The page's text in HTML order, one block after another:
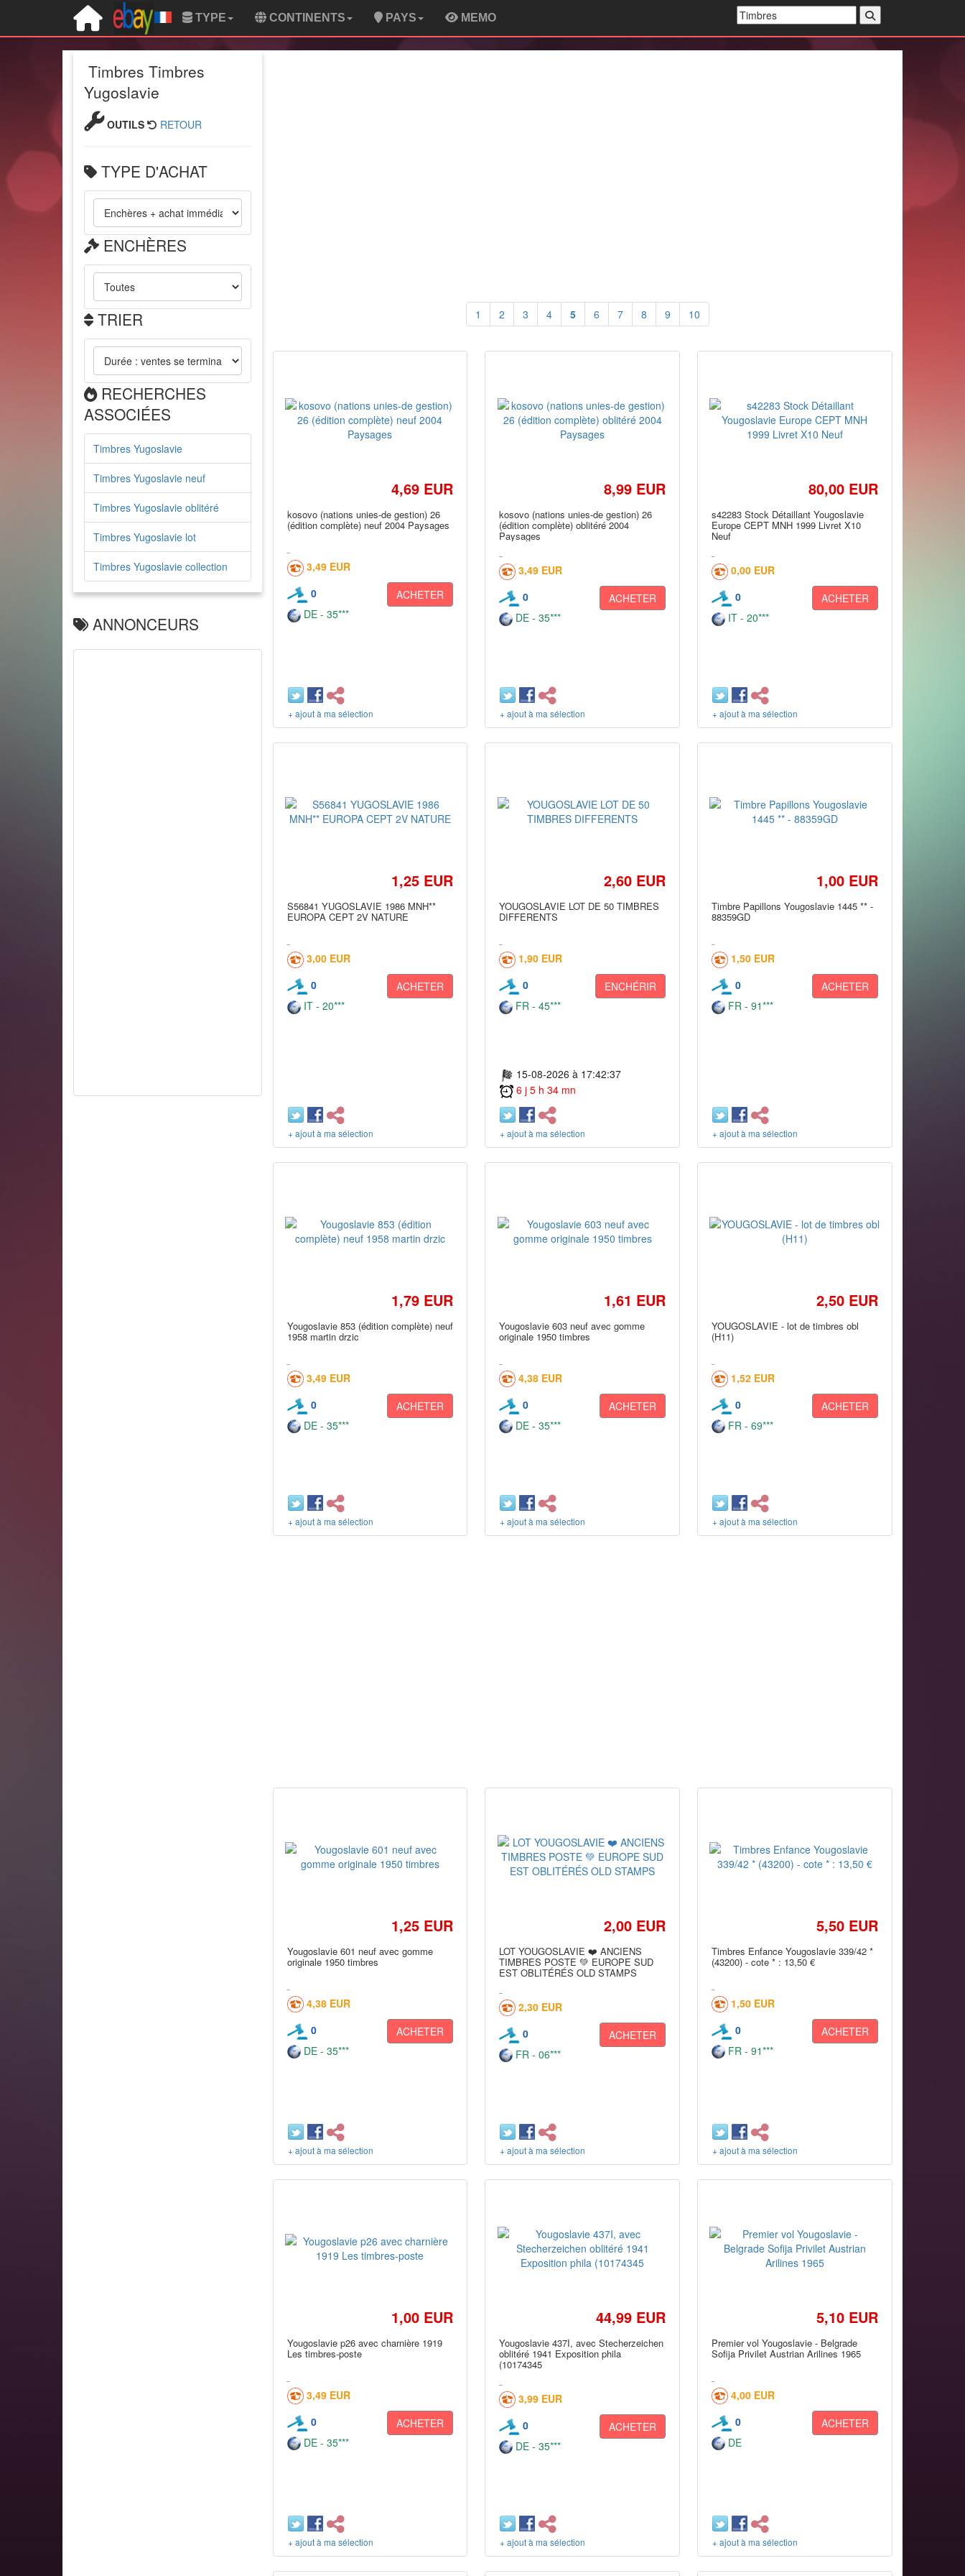
TYPE CONTINENTS PAYS MEMO
Timbres Timbres
Yugoslavie
OUTILS RETOUR
TYPE D'ACHAT
ENCHÈRES
TRIER
RECHERCHES
ASSOCIÉES
Timbres Yugoslavie
Timbres Yugoslavie neuf
Timbres Yugoslavie oblitéré
Timbres Yugoslavie lot
Timbres Yugoslavie collection
ANNONCEURS
1 2 3 4 5 6 7 8 9 10
4,69 EUR
kosovo (nations unies-de gestion) 26
(édition complète) neuf 2004 Paysages
3,49 EUR
0
ACHETER
DE - 35***
+ ajout à ma sélection
8,99 EUR
kosovo (nations unies-de gestion) 26
(édition complète) oblitéré 2004
Paysages
3,49 EUR
0
ACHETER
DE - 35***
+ ajout à ma sélection
80,00 EUR
s42283 Stock Détaillant Yougoslavie
Europe CEPT MNH 1999 Livret X10
Neuf
0,00 EUR
0
ACHETER
IT - 20***
+ ajout à ma sélection
1,25 EUR
S56841 YUGOSLAVIE 1986 MNH**
EUROPA CEPT 2V NATURE
3,00 EUR
0
ACHETER
IT - 20***
+ ajout à ma sélection
2,60 EUR
YOUGOSLAVIE LOT DE 50 TIMBRES
DIFFERENTS
1,90 EUR
0
ENCHÉRIR
FR - 45***
15-08-2026 à 17:42:37
6 j 5 h 34 mn
+ ajout à ma sélection
1,00 EUR
Timbre Papillons Yougoslavie 1445 ** -
88359GD
1,50 EUR
0
ACHETER
FR - 91***
+ ajout à ma sélection
1,79 EUR
Yougoslavie 853 (édition complète) neuf
1958 martin drzic
3,49 EUR
0
ACHETER
DE - 35***
+ ajout à ma sélection
1,61 EUR
Yougoslavie 603 neuf avec gomme
originale 1950 timbres
4,38 EUR
0
ACHETER
DE - 35***
+ ajout à ma sélection
2,50 EUR
YOUGOSLAVIE - lot de timbres obl
(H11)
1,52 EUR
0
ACHETER
FR - 69***
+ ajout à ma sélection
1,25 EUR
Yougoslavie 601 neuf avec gomme
originale 1950 timbres
4,38 EUR
0
ACHETER
DE - 35***
+ ajout à ma sélection
2,00 EUR
LOT YOUGOSLAVIE ❤️ ANCIENS
TIMBRES POSTE 💚 EUROPE SUD
EST OBLITÉRÉS OLD STAMPS
2,30 EUR
0
ACHETER
FR - 06***
+ ajout à ma sélection
5,50 EUR
Timbres Enfance Yougoslavie 339/42 *
(43200) - cote * : 13,50 €
1,50 EUR
0
ACHETER
FR - 91***
+ ajout à ma sélection
1,00 EUR
Yougoslavie p26 avec charnière 1919
Les timbres-poste
3,49 EUR
0
ACHETER
DE - 35***
+ ajout à ma sélection
44,99 EUR
Yougoslavie 437I, avec Stecherzeichen
oblitéré 1941 Exposition phila
(10174345
3,99 EUR
0
ACHETER
DE - 35***
+ ajout à ma sélection
5,10 EUR
Premier vol Yougoslavie - Belgrade
Sofija Privilet Austrian Arilines 1965
4,00 EUR
0
ACHETER
DE
+ ajout à ma sélection